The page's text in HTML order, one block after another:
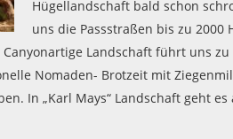
Hügellandschaft bald schon
uns die Passstraßen bis zu
Landschaft führt uns
Nomaden- Brotzeit mit
In „Karl Mays“ Landschaft geht